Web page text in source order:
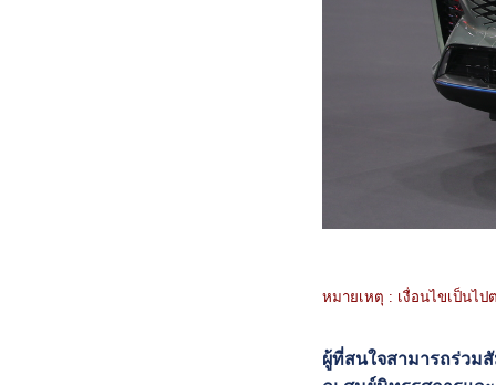
หมายเหตุ : เงื่อนไขเป็นไ
ผู้ที่สนใจสามารถร่วม